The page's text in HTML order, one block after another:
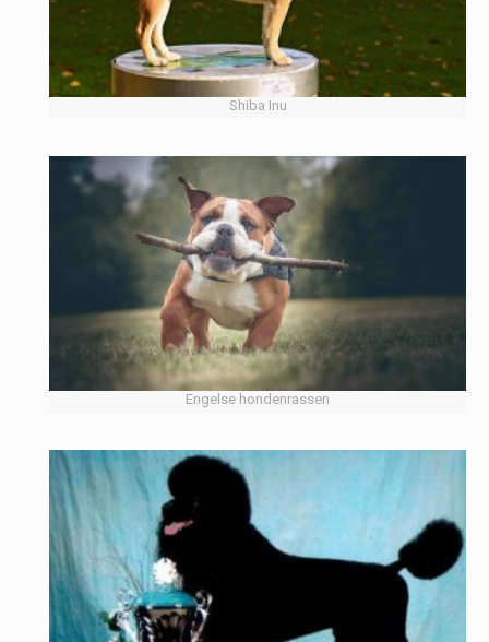
Shiba Inu
Engelse hondenrassen